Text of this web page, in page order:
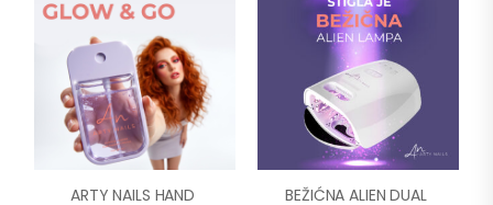
ARTY NAILS HAND
BEŽIĆNA ALIEN DUAL